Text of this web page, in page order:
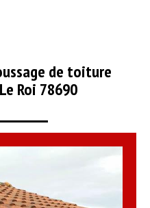
de toiture
Roi 78690